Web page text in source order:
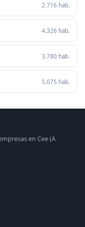
2.716 hab.
4.326 hab.
3.780 hab.
5.075 hab.
en Cee (A